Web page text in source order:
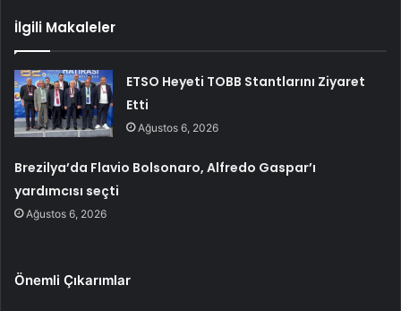
İlgili Makaleler
ETSO Heyeti TOBB Stantlarını Ziyaret
Etti
Ağustos 6, 2026
Brezilya’da Flavio Bolsonaro, Alfredo Gaspar’ı
yardımcısı seçti
Ağustos 6, 2026
Önemli Çıkarımlar